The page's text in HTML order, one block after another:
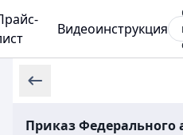
Видеоинструкция
Приказ Федерального